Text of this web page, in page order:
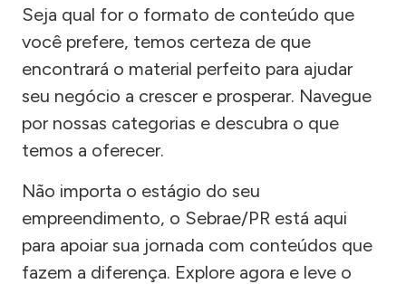
Seja qual for o formato de conteúdo que
você prefere, temos certeza de que
encontrará o material perfeito para ajudar
seu negócio a crescer e prosperar. Navegue
por nossas categorias e descubra o que
temos a oferecer.
Não importa o estágio do seu
empreendimento, o Sebrae/PR está aqui
para apoiar sua jornada com conteúdos que
fazem a diferença. Explore agora e leve o